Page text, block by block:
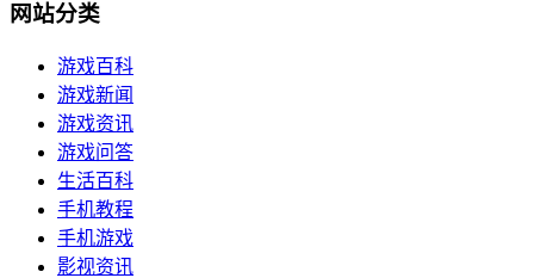
网站分类
游戏百科
游戏新闻
游戏资讯
游戏问答
生活百科
手机教程
手机游戏
影视资讯